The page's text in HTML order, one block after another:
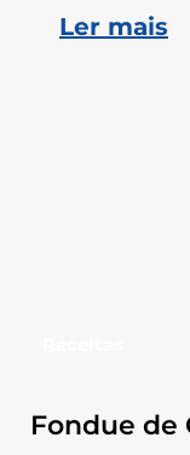
Ler mais
Fondue de